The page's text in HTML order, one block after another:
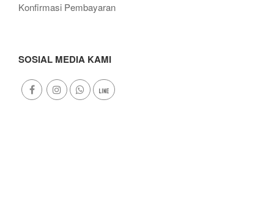
Konfirmasi Pembayaran
SOSIAL MEDIA KAMI